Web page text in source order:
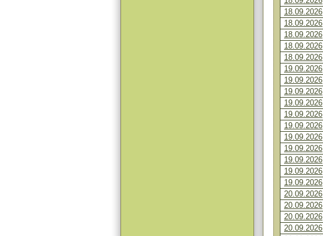
18.09.2026
18.09.2026
18.09.2026
18.09.2026
18.09.2026
19.09.2026
19.09.2026
19.09.2026
19.09.2026
19.09.2026
19.09.2026
19.09.2026
19.09.2026
19.09.2026
19.09.2026
19.09.2026
20.09.2026
20.09.2026
20.09.2026
20.09.2026